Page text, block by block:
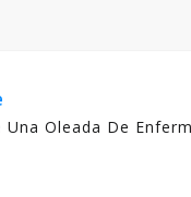
Una Oleada De